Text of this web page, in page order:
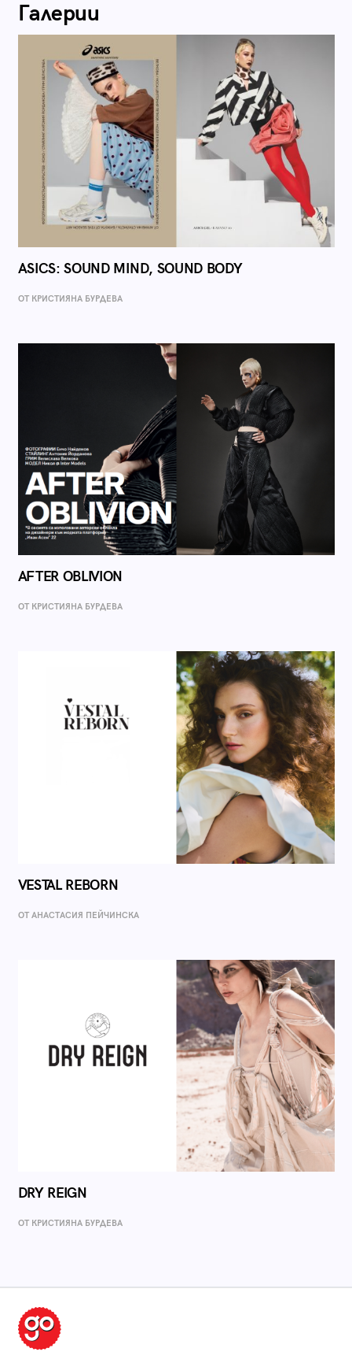
Галерии
ASICS: SOUND MIND, SOUND BODY
ОТ КРИСТИЯНА БУРДЕВА
AFTER OBLIVION
ОТ КРИСТИЯНА БУРДЕВА
VESTAL REBORN
ОТ AНАСТАСИЯ ПЕЙЧИНСКА
DRY REIGN
ОТ КРИСТИЯНА БУРДЕВА